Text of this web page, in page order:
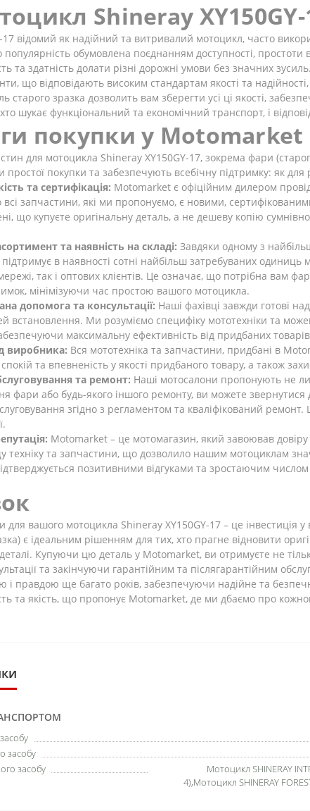
Shineray XY150GY-
17 відомий як надійний та витривалий мотоцикл, часто
обумовлена поєднанням доступності, простоти
та здатність долати різні дорожні умови без значних
що відповідають високим стандартам якості та
старого зразка дозволить вам зберегти усі ці якості,
шукає функціональний та економічний транспорт, і
покупки у Motomarket
для мотоцикла Shineray XY150GY-17, зокрема фари
простої покупки та забезпечують всебічну підтримку: як для
та сертифікація: Motomarket є офіційним дилером
запчастини, які ми пропонуємо, є новими,
що купуєте оригінальну деталь, а не дешеву копію
та наявність на складі: Завдяки одному з
в наявності сотні найбільш затребуваних
так і оптових клієнтів. Це означає, що потрібна вам
мінімізуючи час простою вашого мотоцикла.
допомога та консультації: Наші фахівці завжди готові
встановлення. Ми розуміємо специфіку мототехніки та
максимальну ефективність від придбаних
виробника: Вся мототехніка та запчастини, придбані в
та впевненість у якості придбаного товару, а також
та ремонт: Наші мотосалони пропонують не
фари або будь-якого іншого ремонту, ви можете
згідно з регламентом та кваліфікований
Motomarket – це мотомагазин, який завоював
техніку та запчастини, що дозволило нашим мотоциклам
позитивними відгуками та зростаючим числом
для вашого мотоцикла Shineray XY150GY-17 – це інвестиція
є ідеальним рішенням для тих, хто прагне відновити
деталі. Купуючи цю деталь у Motomarket, ви отримуєте не
та закінчуючи гарантійним та післягарантійним
і правдою ще багато років, забезпечуючи надійне та
та якість, що пропонує Motomarket, де ми дбаємо про
засобу
засобу
Мотоцикл SHINERAY
4),Мотоцикл SHINERAY